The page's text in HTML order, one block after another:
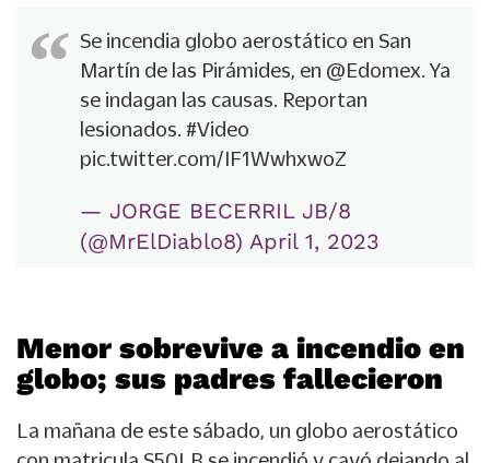
Se incendia globo aerostático en San
Martín de las Pirámides, en @Edomex. Ya
se indagan las causas. Reportan
lesionados. #Video
pic.twitter.com/IF1WwhxwoZ
— JORGE BECERRIL JB/8
(@MrElDiablo8) April 1, 2023
Menor sobrevive a incendio en
globo; sus padres fallecieron
La mañana de este sábado, un globo aerostático